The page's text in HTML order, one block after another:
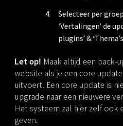
Selecteer per groep
‘Vertalingen’ de
plugins’ &
Let op! Maak altijd een back-
website als je een core
uitvoert. Een core update is
upgrade naar een nieuwere
Het systeem zal hier zelf ook
geven.